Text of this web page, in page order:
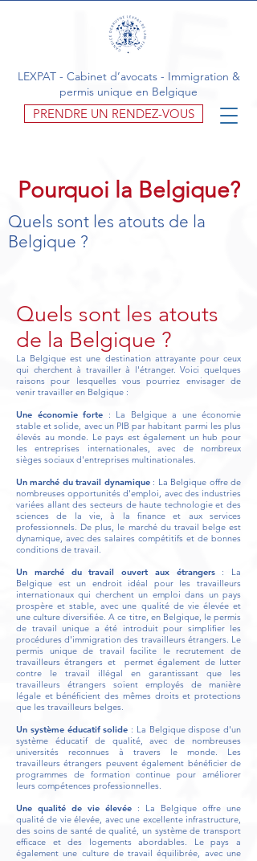
PRENDRE UN RENDEZ-VOUS
LEXPAT - Cabinet d’avocats - Immigration &
permis unique en Belgique
Pourquoi la Belgique?
Quels sont les atouts de la
Belgique ?
Quels sont les atouts
de la Belgique ?
La Belgique est une destination attrayante pour ceux
qui cherchent à travailler à l'étranger. Voici quelques
raisons pour lesquelles vous pourriez envisager de
venir travailler en Belgique :
Une économie forte : La Belgique a une économie
stable et solide, avec un PIB par habitant parmi les plus
élevés au monde. Le pays est également un hub pour
les entreprises internationales, avec de nombreux
sièges sociaux d'entreprises multinationales.
Un marché du travail dynamique: La Belgique offre de
nombreuses opportunités d'emploi, avec des industries
variées allant des secteurs de haute technologie et des
sciences de la vie, à la finance et aux services
professionnels. De plus, le marché du travail belge est
dynamique, avec des salaires compétitifs et de bonnes
conditions de travail.
Un marché du travail ouvert aux étrangers: La
Belgique est un endroit idéal pour les travailleurs
internationaux qui cherchent un emploi dans un pays
prospère et stable, avec une qualité de vie élevée et
une culture diversifiée. A ce titre, en Belgique, le permis
de travail unique a été introduit pour simplifier les
procédures d'immigration des travailleurs étrangers. Le
permis unique de travail facilite le recrutement de
travailleurs étrangers et permet également de lutter
contre le travail illégal en garantissant que les
travailleurs étrangers soient employés de manière
légale et bénéficient des mêmes droits et protections
que les travailleurs belges.
Un système éducatif solide : La Belgique dispose d'un
système éducatif de qualité, avec de nombreuses
universités reconnues à travers le monde. Les
travailleurs étrangers peuvent également bénéficier de
programmes de formation continue pour améliorer
leurs compétences professionnelles.
Une qualité de vie élevée : La Belgique offre une
qualité de vie élevée, avec une excellente infrastructure,
des soins de santé de qualité, un système de transport
efficace et des logements abordables. Le pays a
également une culture de travail équilibrée, avec une